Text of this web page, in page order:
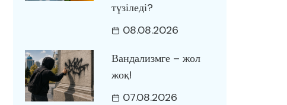
түзіледі?
08.08.2026
Вандализмге – жол
жоқ!
07.08.2026